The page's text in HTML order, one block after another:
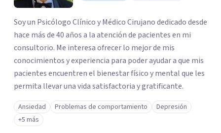
Soy un Psicólogo Clínico y Médico Cirujano dedicado desde
hace más de 40 años a la atención de pacientes en mi
consultorio. Me interesa ofrecer lo mejor de mis
conocimientos y experiencia para poder ayudar a que mis
pacientes encuentren el bienestar físico y mental que les
permita llevar una vida satisfactoria y gratificante.
Ansiedad Problemas de comportamiento
Depresión
+5 más